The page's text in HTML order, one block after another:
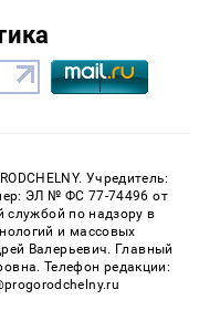
Учредитель:
ЭЛ № ФС 77-74496 от
службой по надзору в
и массовых
Валерьевич. Главный
Телефон редакции: